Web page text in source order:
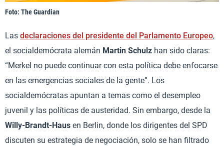
Foto: The Guardian
Las declaraciones del presidente del Parlamento Europeo,
el socialdemócrata alemán Martin Schulz han sido claras:
“Merkel no puede continuar con esta política debe enfocarse
en las emergencias sociales de la gente”. Los
socialdemócratas apuntan a temas como el desempleo
juvenil y las políticas de austeridad. Sin embargo, desde la
Willy-Brandt-Haus en Berlin, donde los dirigentes del SPD
discuten su estrategia de negociación, solo se han filtrado